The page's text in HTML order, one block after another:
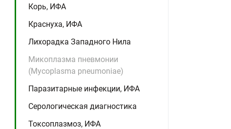
Корь, ИФА
Краснуха, ИФА
Лихорадка Западного Нила
Микоплазма пневмонии
(Mycoplasma pneumoniae)
Паразитарные инфекции, ИФА
Серологическая диагностика
Токсоплазмоз, ИФА